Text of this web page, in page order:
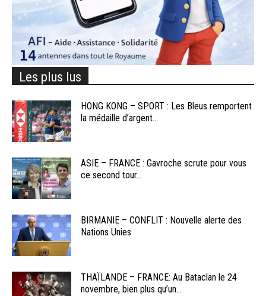
Les plus lus
HONG KONG – SPORT : Les Bleus remportent
la médaille d’argent...
ASIE – FRANCE : Gavroche scrute pour vous
ce second tour...
BIRMANIE – CONFLIT : Nouvelle alerte des
Nations Unies
THAÏLANDE – FRANCE: Au Bataclan le 24
novembre, bien plus qu’un...